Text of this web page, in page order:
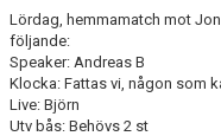
Lördag, hemmamatch mot
följande:
Speaker: Andreas B
Klocka: Fattas vi, någon som
Live: Björn
Utv bås: Behövs 2 st